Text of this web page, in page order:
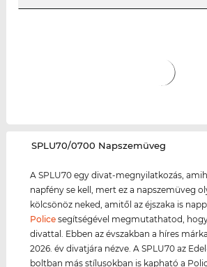
‌SPLU70/0700 Napszemüveg
A SPLU70 egy divat-megnyilatkozás,
napfény se kell, mert ez a napszemüveg
kölcsönöz neked, amitől az éjszaka is
Police segítségével megmutathatod,
divattal. Ebben az évszakban a híres
2026. év divatjára nézve. A SPLU70 az
boltban más stílusokban is kapható a